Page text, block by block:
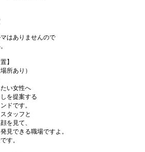
はありませんので
】
所あり）
い女性へ
を提案する
ドです。
タッフと
を見て、
見できる職場ですよ。
す。